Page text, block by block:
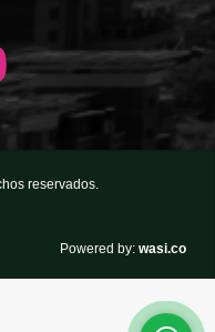
reservados.
Powered by: wasi.co